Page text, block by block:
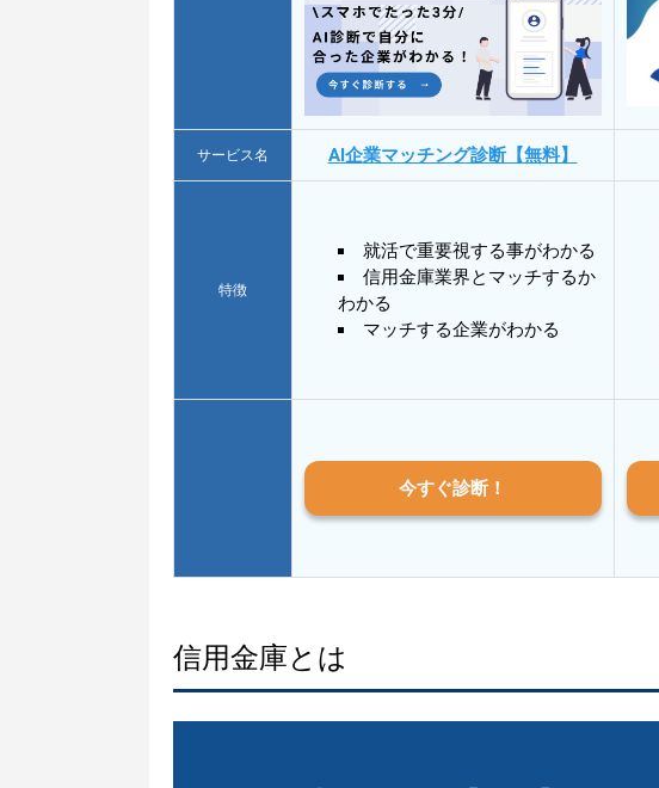
サービス名 AI企業マッチング診断【無料】
特徴
就活で重要視する事がわかる
信用金庫業界とマッチするか
わかる
マッチする企業がわかる
今すぐ診断！
信用金庫とは